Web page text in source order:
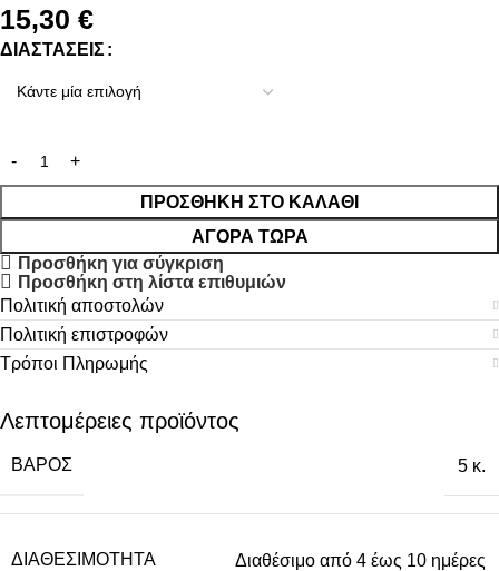
15,30 €
ΔΙΑΣΤΆΣΕΙΣ
ΠΡΟΣΘΉΚΗ ΣΤΟ ΚΑΛΆΘΙ
ΑΓΟΡΆ ΤΏΡΑ
Προσθήκη για σύγκριση
Προσθήκη στη λίστα επιθυμιών
Πολιτική αποστολών
Πολιτική επιστροφών
Τρόποι Πληρωμής
Λεπτομέρειες προϊόντος
ΒΆΡΟΣ 5 κ.
ΔΙΑΘΕΣΙΜΌΤΗΤΑ Διαθέσιμο από 4 έως 10 ημέρες